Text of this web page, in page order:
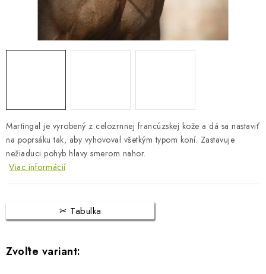
KONTAKTY
Obchodné podmienky
Dodacie podmienky
Podmienky ochrany osobných údajov
Napíšte nám
Martingal je vyrobený z celozrnnej francúzskej kože a dá sa nastaviť
na poprsáku tak, aby vyhovoval všetkým typom koní. Zastavuje
nežiaduci pohyb hlavy smerom nahor.
Viac informácií
Tabulka